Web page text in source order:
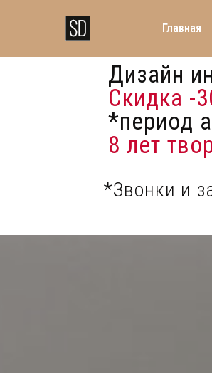
Главная
*Звонки и
Дизайн
Скидка -
*период
8 лет